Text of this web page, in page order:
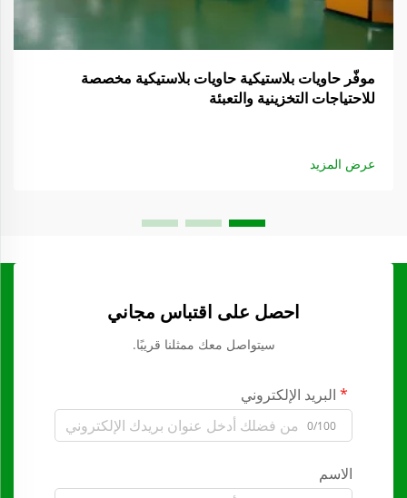
موفّر حاويات بلاستيكية حاويات بلاستيكية مخصصة
للاحتياجات التخزينية والتعبئة
عرض المزيد
احصل على اقتباس مجاني
سيتواصل معك ممثلنا قريبًا.
البريد الإلكتروني
0/100
الاسم